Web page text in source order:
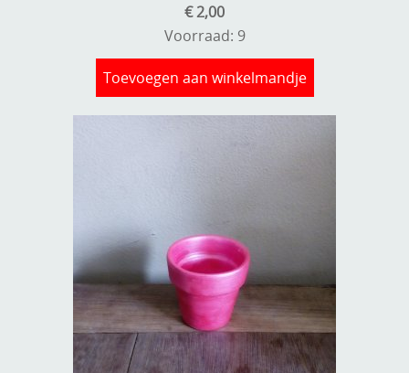
€ 2,00
Voorraad: 9
Toevoegen aan winkelmandje